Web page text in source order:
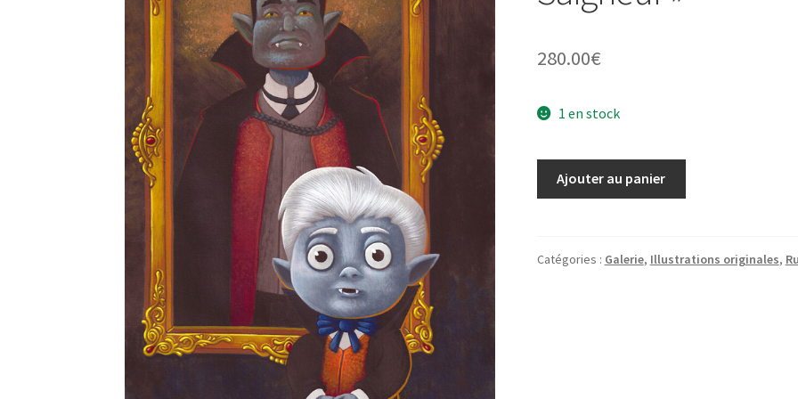
280.00€
1 en stock
"Le
Ajouter au panier
Catégories : Galerie, Illustrations originales,